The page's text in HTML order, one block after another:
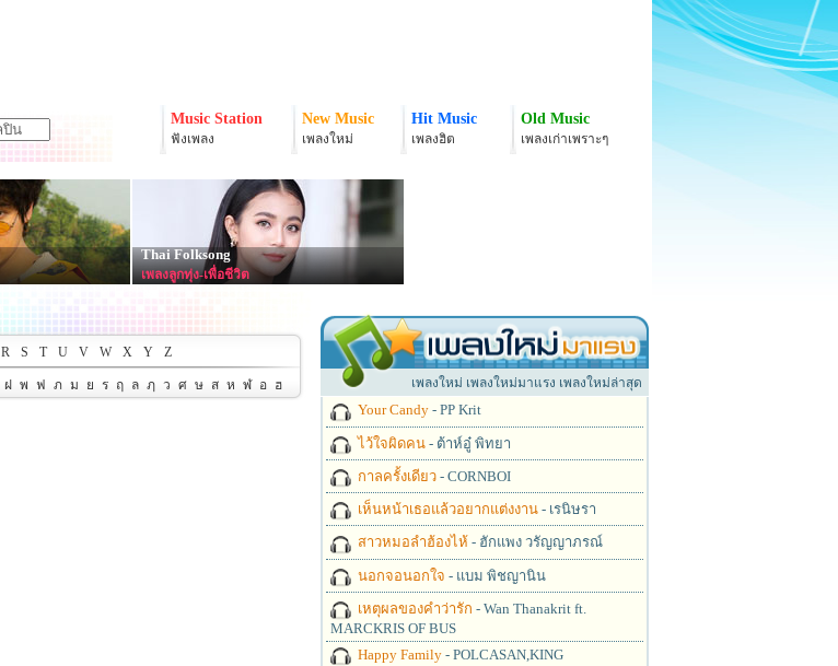
Music Station
ฟังเพลง
New Music
เพลงใหม่
Hit Music
เพลงฮิต
Old Music
เพลงเก่าเพราะๆ
Thai Folksong
เพลงลูกทุ่ง-เพื่อชีวิต
R S T U V W X Y Z
ฝ พ ฟ ภ ม ย ร ฤ ล ฦ ว ศ ษ ส ห ฬ อ ฮ เพลงใหม่ เพลงใหม่มาแรง เพลงใหม่ล่าสุด
Your Candy- PP Krit
ไว้ใจผิดคน- ต้าห์อู๋ พิทยา
กาลครั้งเดียว- CORNBOI
เห็นหน้าเธอแล้วอยากแต่งงาน- เรนิษรา
สาวหมอลำฮ้องไห้ - ฮักแพง วรัญญาภรณ์
นอกจอนอกใจ - แบม พิชญานิน
เหตุผลของคำว่ารัก - Wan Thanakrit ft.
MARCKRIS OF BUS
Happy Family- POLCASAN,KING